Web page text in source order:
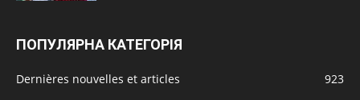
ПОПУЛЯРНА КАТЕГОРІЯ
Dernières nouvelles et articles 923